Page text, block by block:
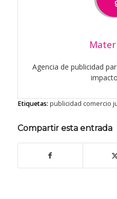
Agencia de publicidad
Etiquetas: publicidad comercio
Compartir esta entrada